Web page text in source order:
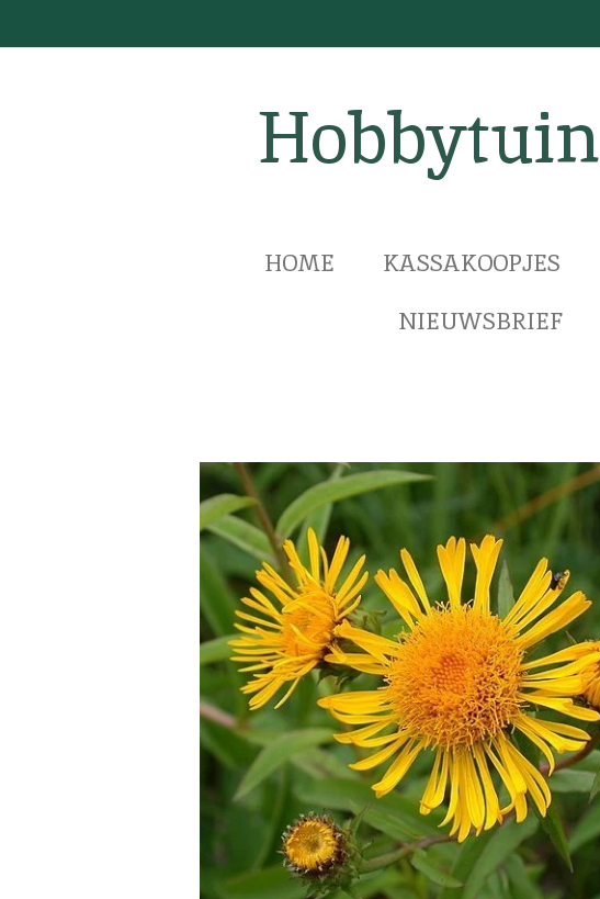
direct
HOME KASSAKOOPJES
NIEUWSBRIEF